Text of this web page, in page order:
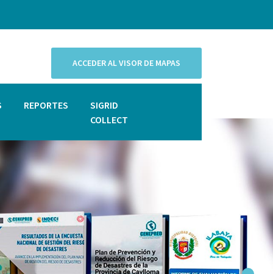
ACCEDER AL VISOR DE MAPAS
REPORTES
SIGRID
COLLECT